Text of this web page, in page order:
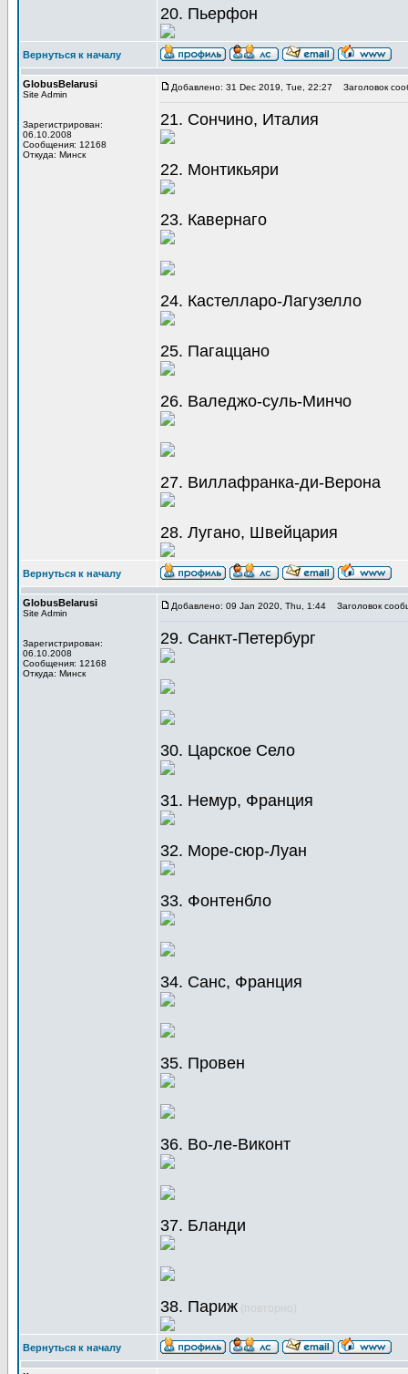
20. Пьерфон
Вернуться к началу
GlobusBelarusi
Site Admin
Зарегистрирован:
06.10.2008
Сообщения: 12168
Откуда: Минск
Добавлено: 31 Dec 2019, Tue, 22:27 Заголовок
21. Сончино, Италия
22. Монтикьяри
23. Кавернаго
24. Кастелларо-Лагузелло
25. Пагаццано
26. Валеджо-суль-Минчо
27. Виллафранка-ди-Верона
28. Лугано, Швейцария
Вернуться к началу
GlobusBelarusi
Site Admin
Зарегистрирован:
06.10.2008
Сообщения: 12168
Откуда: Минск
Добавлено: 09 Jan 2020, Thu, 1:44 Заголовок
29. Санкт-Петербург
30. Царское Село
31. Немур, Франция
32. Море-сюр-Луан
33. Фонтенбло
34. Санс, Франция
35. Провен
36. Во-ле-Виконт
37. Бланди
38. Париж (повторно)
Вернуться к началу